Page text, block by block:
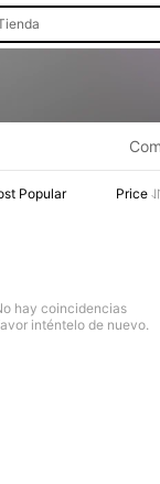
Popular Price
hay coincidencias
inténtelo de nuevo.